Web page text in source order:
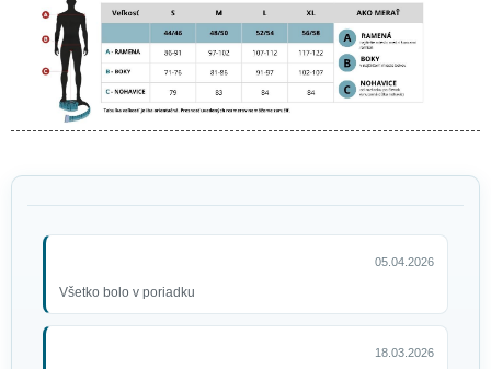
05.04.2026
Všetko bolo v poriadku
18.03.2026